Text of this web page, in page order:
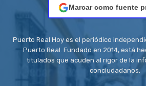
Marcar como fuente
Puerto Real Hoy es el periódico
Puerto Real. Fundado en 2014, está
titulados que acuden al rigor de la
conciudadanos.